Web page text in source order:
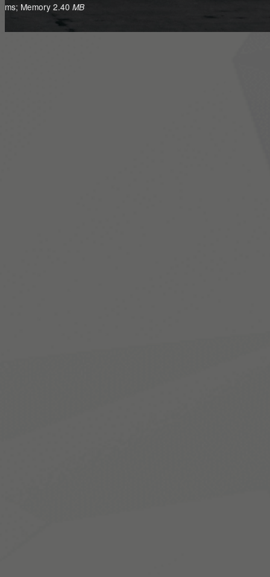
ms; Memory 2.40 MB